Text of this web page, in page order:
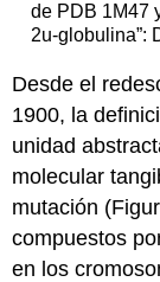
de PDB 1M47
2u-globulina”:
Desde el
1900, la
unidad
molecular
mutación
compuestos
en los